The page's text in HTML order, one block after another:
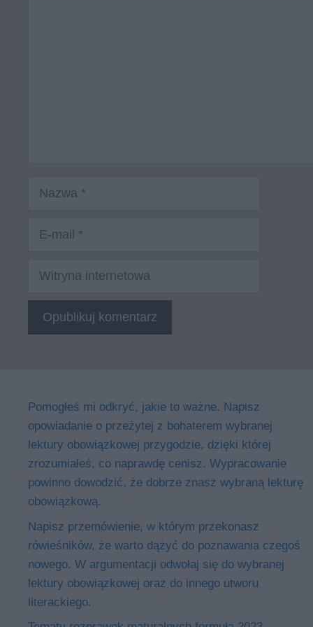
Nazwa
Witryna
Pomogłeś mi odkryć, jakie to ważne. Napisz
opowiadanie o przeżytej z bohaterem wybranej
lektury obowiązkowej przygodzie, dzięki której
zrozumiałeś, co naprawdę cenisz. Wypracowanie
powinno dowodzić, że dobrze znasz wybraną lekturę
obowiązkową.
Napisz przemówienie, w którym przekonasz
rówieśników, że warto dążyć do poznawania czegoś
nowego. W argumentacji odwołaj się do wybranej
lektury obowiązkowej oraz do innego utworu
literackiego.